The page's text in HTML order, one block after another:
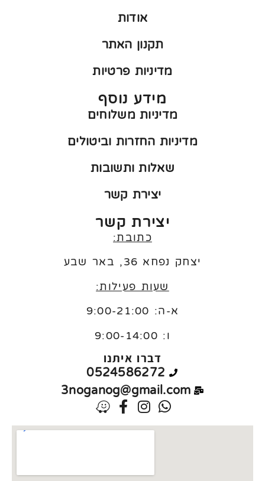
אודות
תקנון האתר
מדיניות פרטיות
מידע נוסף
מדיניות משלוחים
מדיניות החזרות וביטולים
שאלות ותשובות
יצירת קשר
יצירת קשר
כתובת:
יצחק נפחא 36, באר שבע
שעות פעילות:
א-ה: 9:00-21:00
ו: 9:00-14:00
דברו איתנו
0524586272
3noganog@gmail.com